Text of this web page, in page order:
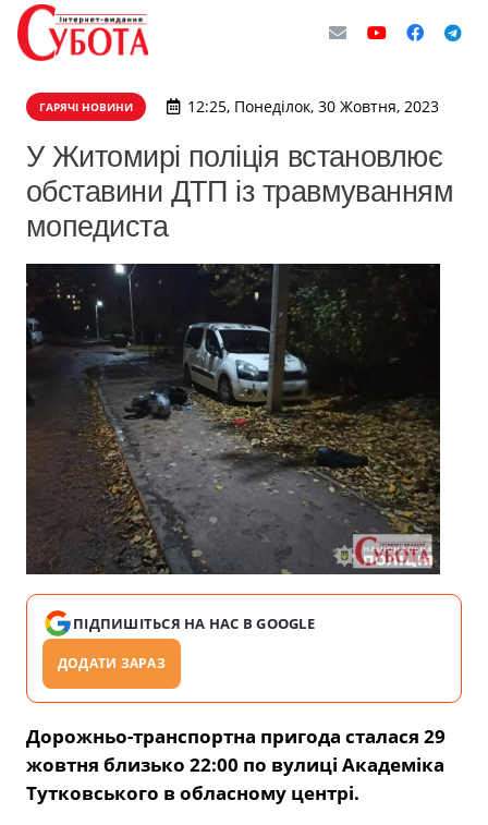
ГАРЯЧІ НОВИНИ 12:25, Понеділок, 30 Жовтня, 2023
У Житомирі поліція встановлює
обставини ДТП із травмуванням
мопедиста
ПІДПИШІТЬСЯ НА НАС В GOOGLE
ДОДАТИ ЗАРАЗ
Дорожньо-транспортна пригода сталася 29
жовтня близько 22:00 по вулиці Академіка
Тутковського в обласному центрі.